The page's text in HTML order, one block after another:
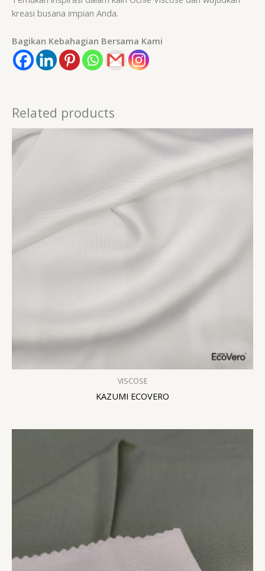
kreasi busana impian Anda.
Bagikan Kebahagian Bersama Kami
Related products
VISCOSE
KAZUMI ECOVERO